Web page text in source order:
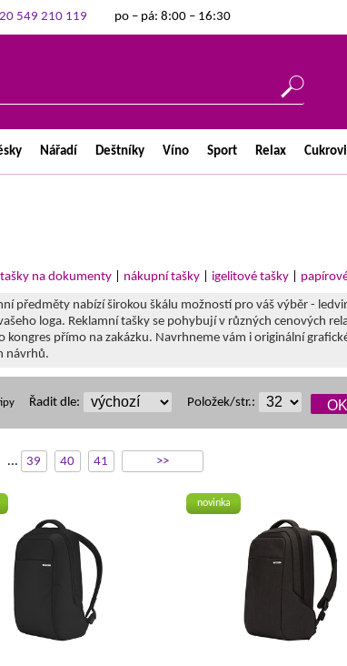
549 210 119 po – pá: 8:00 – 16:30
Nářadí Deštníky Víno Sport Relax
tašky na dokumenty nákupní tašky igelitové tašky
nabízí širokou škálu možností pro váš výběr -
loga. Reklamní tašky se pohybují v různých cenových
přímo na zakázku. Navrhneme vám i originální
návrhů.
Řadit dle: Položek/str.:
... 39 40 41 >>
novinka